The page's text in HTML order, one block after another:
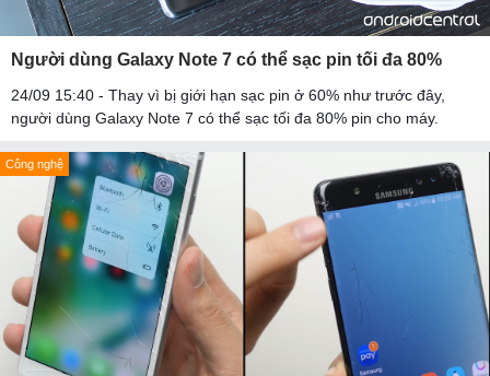
Người dùng Galaxy Note 7 có thể sạc pin tối đa 80%
24/09 15:40 - Thay vì bị giới hạn sạc pin ở 60% như trước đây,
người dùng Galaxy Note 7 có thể sạc tối đa 80% pin cho máy.
Công nghệ